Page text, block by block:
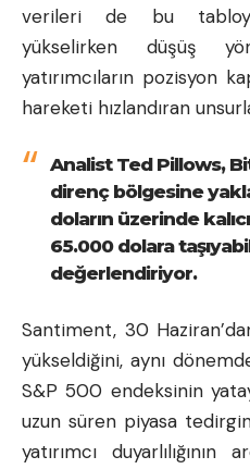
verileri de bu
yükselirken düşüş
yatırımcıların pozisyon
hareketi hızlandıran
Analist Ted Pillows,
direnç bölgesine
doların üzerinde
65.000 dolara
değerlendiriyor.
Santiment, 30
yükseldiğini, aynı
S&P 500 endeksinin
uzun süren piyasa
yatırımcı duyarlılığının